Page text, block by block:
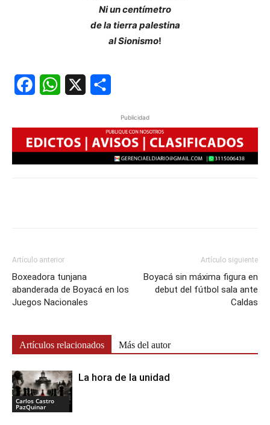
Ni un centímetro
de la tierra palestina
al Sionismo!
FacebookWhatsApp
Publicidad
Artículo anterior
Boxeadora tunjana
abanderada de Boyacá en los
Juegos Nacionales
Artículo siguiente
Boyacá sin máxima figura en
debut del fútbol sala ante
Caldas
Artículos relacionados Más del autor
Carlos Castro
PazQuinar
La hora de la unidad